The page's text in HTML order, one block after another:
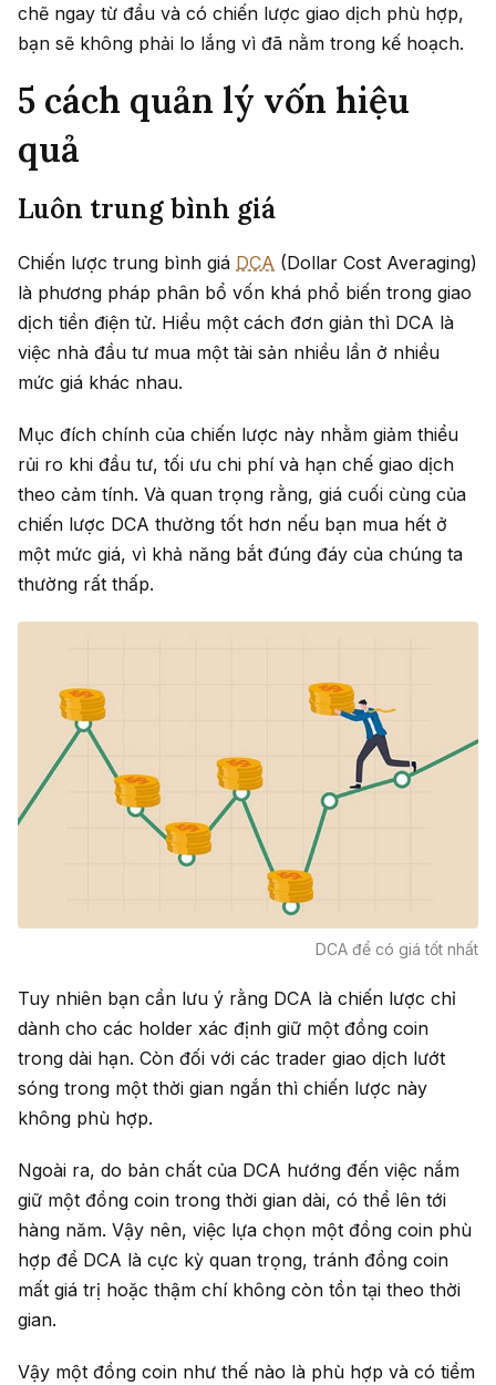
chẽ ngay từ đầu và có chiến lược giao dịch phù hợp,
bạn sẽ không phải lo lắng vì đã nằm trong kế hoạch.
5 cách quản lý vốn hiệu
quả
Luôn trung bình giá
Chiến lược trung bình giá DCA (Dollar Cost Averaging)
là phương pháp phân bổ vốn khá phổ biến trong giao
dịch tiền điện tử. Hiểu một cách đơn giản thì DCA là
việc nhà đầu tư mua một tài sản nhiều lần ở nhiều
mức giá khác nhau.
Mục đích chính của chiến lược này nhằm giảm thiểu
rủi ro khi đầu tư, tối ưu chi phí và hạn chế giao dịch
theo cảm tính. Và quan trọng rằng, giá cuối cùng của
chiến lược DCA thường tốt hơn nếu bạn mua hết ở
một mức giá, vì khả năng bắt đúng đáy của chúng ta
thường rất thấp.
DCA để có giá tốt nhất
Tuy nhiên bạn cần lưu ý rằng DCA là chiến lược chỉ
dành cho các holder xác định giữ một đồng coin
trong dài hạn. Còn đối với các trader giao dịch lướt
sóng trong một thời gian ngắn thì chiến lược này
không phù hợp.
Ngoài ra, do bản chất của DCA hướng đến việc nắm
giữ một đồng coin trong thời gian dài, có thể lên tới
hàng năm. Vậy nên, việc lựa chọn một đồng coin phù
hợp để DCA là cực kỳ quan trọng, tránh đồng coin
mất giá trị hoặc thậm chí không còn tồn tại theo thời
gian.
Vậy một đồng coin như thế nào là phù hợp và có tiềm